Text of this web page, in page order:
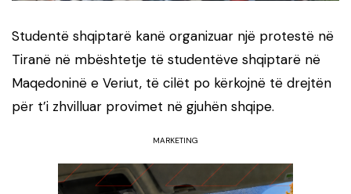
Studentë shqiptarë kanë organizuar një protestë në
Tiranë në mbështetje të studentëve shqiptarë në
Maqedoninë e Veriut, të cilët po kërkojnë të drejtën
për t’i zhvilluar provimet në gjuhën shqipe.
MARKETING